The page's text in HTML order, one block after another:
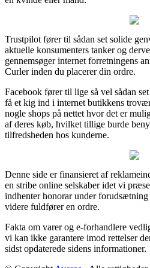
Trustpilot fører til sådan set solide
aktuelle konsumenters tanker og
gennemsøger internet forretningens
Curler inden du placerer din ordre.
Facebook fører til lige så vel sådan
få et kig ind i internet butikkens
nogle shops på nettet hvor det er
af deres køb, hvilket tillige burde
tilfredsheden hos kunderne.
Denne side er finansieret af
en stribe online selskaber idet vi
indhenter honorar under forudsætning
videre fuldfører en ordre.
Fakta om varer og e-forhandlere
vi kan ikke garantere imod rettelser
sidst opdaterede sidens informationer.